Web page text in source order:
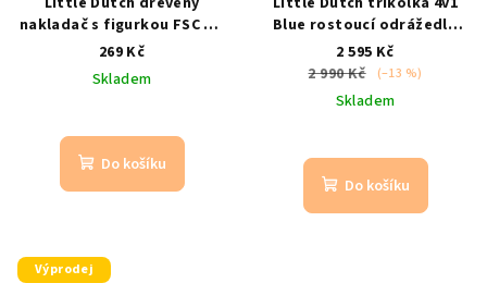
nakladač s figurkou FSC od
18 m / s pohyblivou lžící a
figurkou
269 Kč
Skladem
Do košíku
Blue rostoucí odrážedlo
odrážedlo, nosnost 25 kg,
4v1, rostoucí
2 595 Kč
2 990 Kč
(–13 %)
Skladem
Do košíku
Výprodej